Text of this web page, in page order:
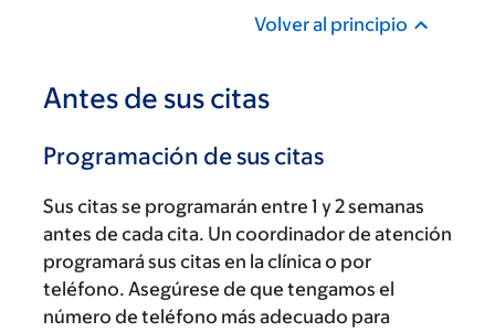
Volver al principio
Antes de sus citas
Programación de sus citas
Sus citas se programarán entre 1 y 2 semanas
antes de cada cita. Un coordinador de atención
programará sus citas en la clínica o por
teléfono. Asegúrese de que tengamos el
número de teléfono más adecuado para